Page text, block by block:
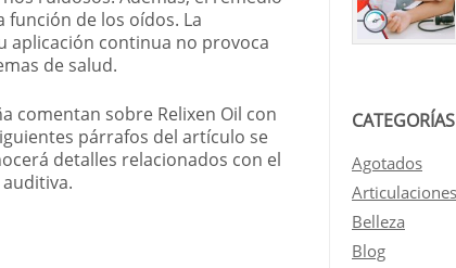
de los oídos. La
aplicación continua no provoca
de salud.
comentan sobre Relixen Oil con
párrafos del artículo se
detalles relacionados con el
CATEGORÍAS
Agotados
Articulaciones
Belleza
Blog